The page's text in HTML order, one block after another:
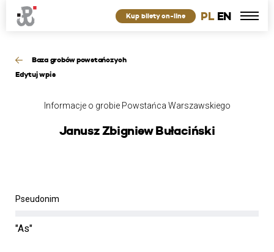
PL EN
Kup bilety on-line
Baza grobów powstańczych
Edytuj wpis
Informacje o grobie Powstańca Warszawskiego
Janusz Zbigniew Bułaciński
Pseudonim
"As"